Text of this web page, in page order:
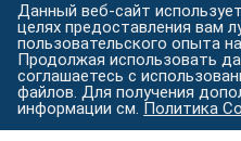
Завод металлоконструкций
Проектируем, режем, варим
крышей.
Хабаровск, ул. Строительная
Данный веб-сайт
целях предоставления вам
пользовательского опыта
Продолжая использовать
соглашаетесь с
файлов. Для получения
информации см. Политика